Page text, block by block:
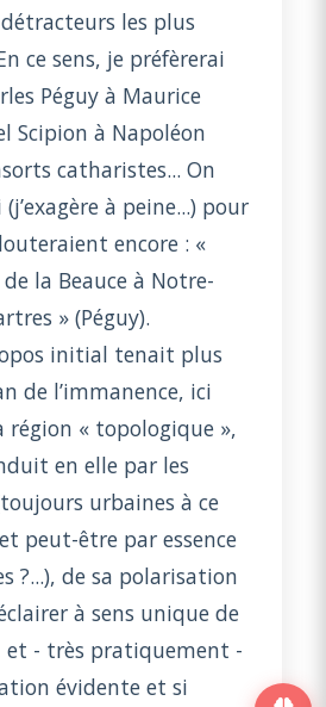
les plus
ce sens, je préfèrerai
Péguy à Maurice
Scipion à Napoléon
catharistes... On
à peine...) pour
encore : «
la Beauce à Notre-
» (Péguy).
initial tenait plus
de l’immanence, ici
région « topologique »,
en elle par les
urbaines à ce
peut-être par essence
?...), de sa polarisation
à sens unique de
et - très pratiquement -
évidente et si